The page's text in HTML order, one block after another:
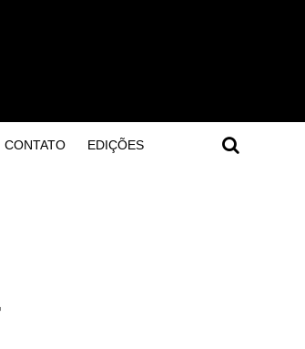
CONTATO EDIÇÕES